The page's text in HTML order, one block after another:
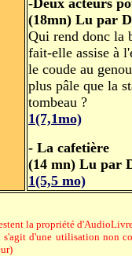
-Deux acteurs
(18mn) Lu par
Qui rend donc la
fait-elle assise à
le coude au
plus pâle que la
tombeau ?
1(7,1mo)
- La cafetière
(14 mn) Lu par
1(5,5 mo)
la propriété
d'une utilisation non